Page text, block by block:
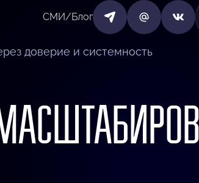
СМИ/Блог
доверие и системность